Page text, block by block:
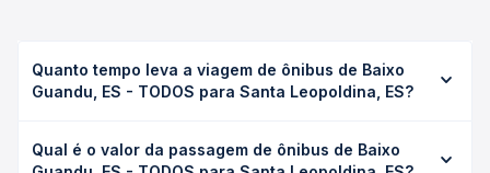
Quanto tempo leva a viagem de ônibus de Baixo
Guandu, ES - TODOS para Santa Leopoldina, ES?
Santa Leopoldina, ES leva em média 4h 10min, podendo
Qual é o valor da passagem de ônibus de Baixo